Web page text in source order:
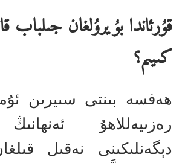
قۇرئاندا بۇيرۇلغان جىلباب
كىيىم؟
ھەفسە بىنتى سىيرىن
رەزىيەللاھۇ
دېگەنلىكىنى نەقىل